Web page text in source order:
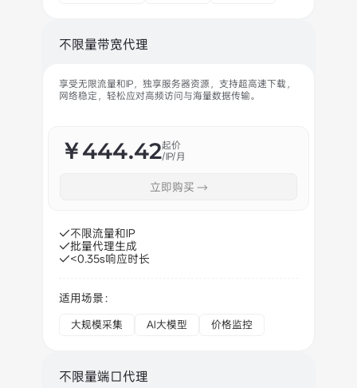
不限量带宽代理
享受无限流量和IP，独享服务器资源，支持超高速下载，
网络稳定，轻松应对高频访问与海量数据传输。
￥444.42起价
/IP/月
立即购买 →
不限流量和IP
批量代理生成
<0.35s响应时长
适用场景：
大规模采集 AI大模型 价格监控
不限量端口代理